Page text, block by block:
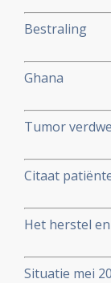
Bestraling
Ghana
Tumor
Citaat
Het herstel
Situatie mei